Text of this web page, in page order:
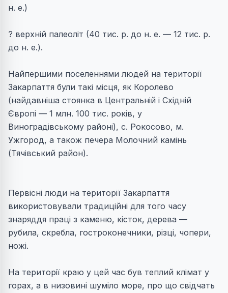
н. е.)
? верхнiй палеолiт (40 тис. р. до н. е. — 12 тис. р.
до н. е.).
Найпершими поселеннями людей на території
Закарпаття були такі місця, як Королево
(найдавнiша стоянка в Центральнiй i Схiднiй
Європi — 1 млн. 100 тис. років, у
Виноградівському районі), с. Рокосово, м.
Ужгород, а також печера Молочний камiнь
(Тячiвський район).
Первісні люди на території Закарпаття
використовували традиційні для того часу
знаряддя працi з каменю, кiсток, дерева —
рубила, скребла, гостроконечники, рiзцi, чопери,
ножi.
На територiї краю у цей час був теплий клiмат у
горах, а в низовинi шумiло море, про що свiдчать